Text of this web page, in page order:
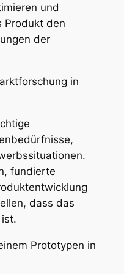
und
Produkt den
der
in
fundierte
dass das
Prototypen in